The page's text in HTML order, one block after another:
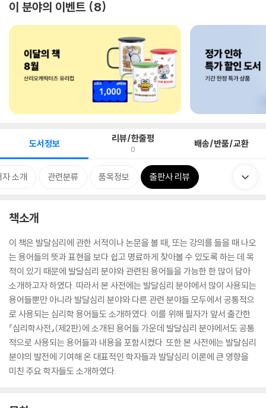
이 분야의 이벤트 8
도서정보 리뷰/한줄평
0 배송/반품/교환
자 소개 관련분류 품목정보 출판사 리뷰
책소개
이 책은 발달심리에 관한 서적이나 논문을 볼 때, 또는 강의를 들을 때 나오
는 용어들의 뜻과 표현을 보다 쉽고 명료하게 찾아볼 수 있도록 하는 데 목
적이 있기 때문에 발달심리 분야와 관련된 용어들을 가능한 한 많이 담아
소개하고자 하였다. 따라서 본 사전에는 발달심리 분야에서 많이 사용되는
용어들뿐만 아니라 발달심리 분야와 다른 관련 분야들 모두에서 공통적으
로 사용되는 심리학 용어들도 소개하였다. 이를 위해 필자가 앞서 출간한
『심리학사전』(제2판)에 소개된 용어들 가운데 발달심리 분야에서도 공통
적으로 사용되는 용어들과 내용을 포함시켰다. 또한 본 사전에는 발달심리
분야의 발전에 기여해 온 대표적인 학자들과 발달심리 이론에 큰 영향을
미친 주요 학자들도 소개하였다.